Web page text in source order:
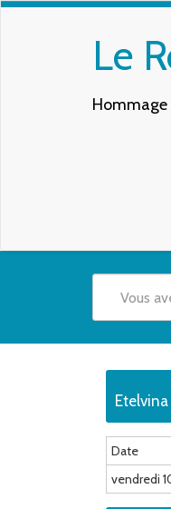
Le
Hommage
Date
vendredi